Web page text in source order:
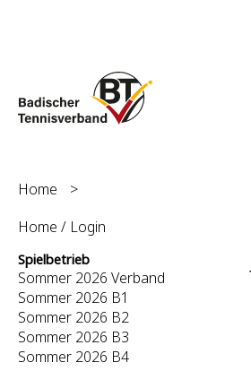
Home
>
Home / Login
Spielbetrieb
Sommer 2026 Verband
Sommer 2026 B1
Sommer 2026 B2
Sommer 2026 B3
Sommer 2026 B4